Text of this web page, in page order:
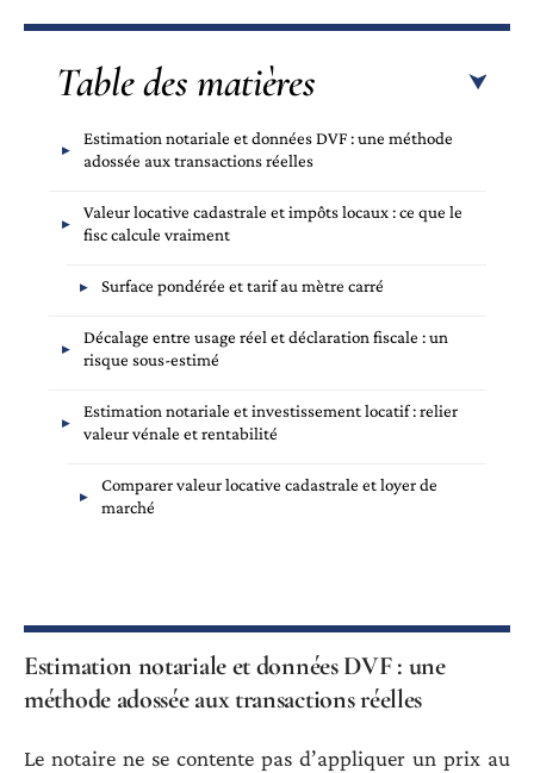
Table des matières
Estimation notariale et données DVF : une méthode
adossée aux transactions réelles
Valeur locative cadastrale et impôts locaux : ce que le
fisc calcule vraiment
Surface pondérée et tarif au mètre carré
Décalage entre usage réel et déclaration fiscale : un
risque sous-estimé
Estimation notariale et investissement locatif : relier
valeur vénale et rentabilité
Comparer valeur locative cadastrale et loyer de
marché
Estimation notariale et données DVF : une
méthode adossée aux transactions réelles
Le notaire ne se contente pas d’appliquer un prix au